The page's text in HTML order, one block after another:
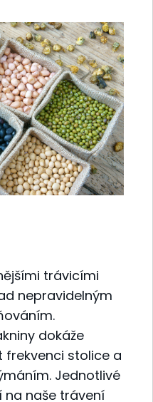
trávicími
nepravidelným
dokáže
frekvenci stolice a
Jednotlivé
na naše trávení